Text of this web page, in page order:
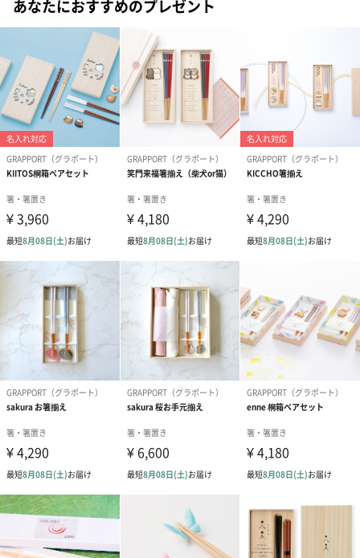
そんな思いから私たちは国内外のパートナーと技術や知識を共有
し、品質管理を徹底することでお客様に寄り添った商品開発を目
指します。
現状に満足せず未来を見据え “グラポートらしい” モノづくりをこ
れからも続けていきます。
商品詳細情報
原材料
箸：天然木／ポリエステルウレタン塗装
ランチョンマット：麻100％
箸置き：フィリピン
ランチョンマット：日本
内容量
箸置き×2
ランチョンマット×2
サイズ
箸：23cm
ランチョンマット：32cm×43cm
外装サイズ
縦22cm・横20cm・奥行3cm
重量
パッケージ外
装
直方体化粧箱
商品オプション情報
あなたにおすすめのプレゼント